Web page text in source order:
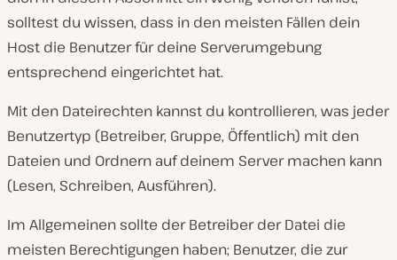
solltest du wissen, dass in den meisten Fällen dein
Host die Benutzer für deine Serverumgebung
entsprechend eingerichtet hat.
Mit den Dateirechten kannst du kontrollieren, was jeder
Benutzertyp (Betreiber, Gruppe, Öffentlich) mit den
Dateien und Ordnern auf deinem Server machen kann
(Lesen, Schreiben, Ausführen).
Im Allgemeinen sollte der Betreiber der Datei die
meisten Berechtigungen haben; Benutzer, die zur